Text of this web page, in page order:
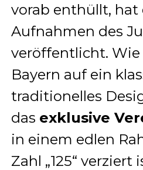
vorab enthüllt, hat
Aufnahmen des
veröffentlicht.
Bayern auf ein
traditionelles
das exklusive
in einem edlen
Zahl „125“ verziert